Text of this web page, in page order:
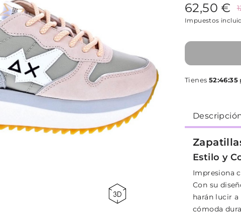
62,50 €
Impuestos
Tienes 52:46:34
Estilo y
Impresiona
Con su
harán lucir
cómoda